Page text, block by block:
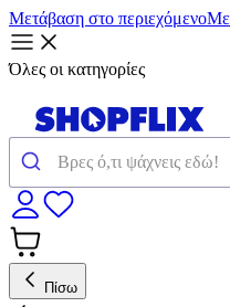
Μετάβαση στο περιεχόμενο
Όλες οι κατηγορίες
Πίσω